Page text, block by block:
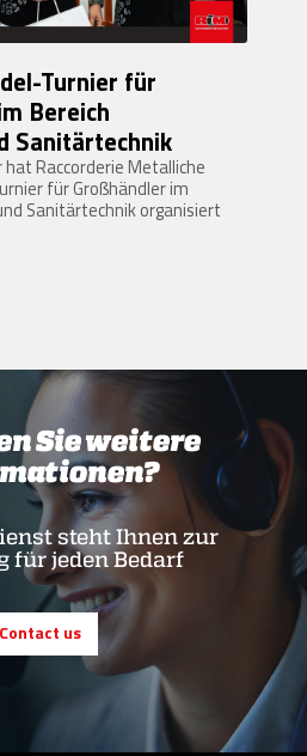
Turnier für
Bereich
Sanitärtechnik
hat Raccorderie Metalliche
für Großhändler im
Sanitärtechnik organisiert
Sie weitere
steht Ihnen zur
für jeden Bedarf
Contact us